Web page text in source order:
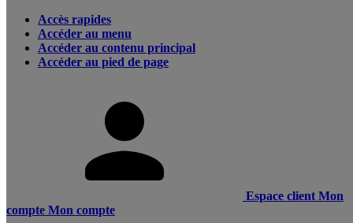
Accès rapides
Accéder au menu
Accéder au contenu principal
Accéder au pied de page
Espace client Mon
compte Mon compte